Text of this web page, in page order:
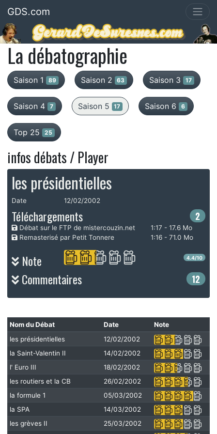
GDS.com
La débatographie
Saison 1 89 Saison 2 63 Saison 3 17
Saison 4 7 Saison 5 17 Saison 6 6
Top 25 25
infos débats / Player
les présidentielles
Date 12/02/2002
Téléchargements 2
Débat sur le FTP de mistercouzin.net
1:17 - 17.6 Mo
Remasterisé par Petit Tonnere
1:16 - 71.0 Mo
Note 4.4/10
Commentaires 12
Nom du Débat Date
Note
les présidentielles
12/02/2002
la Saint-Valentin II
14/02/2002
l' Euro III
18/02/2002
les routiers et la CB
26/02/2002
la formule 1
05/03/2002
la SPA
14/03/2002
les grèves II
25/03/2002